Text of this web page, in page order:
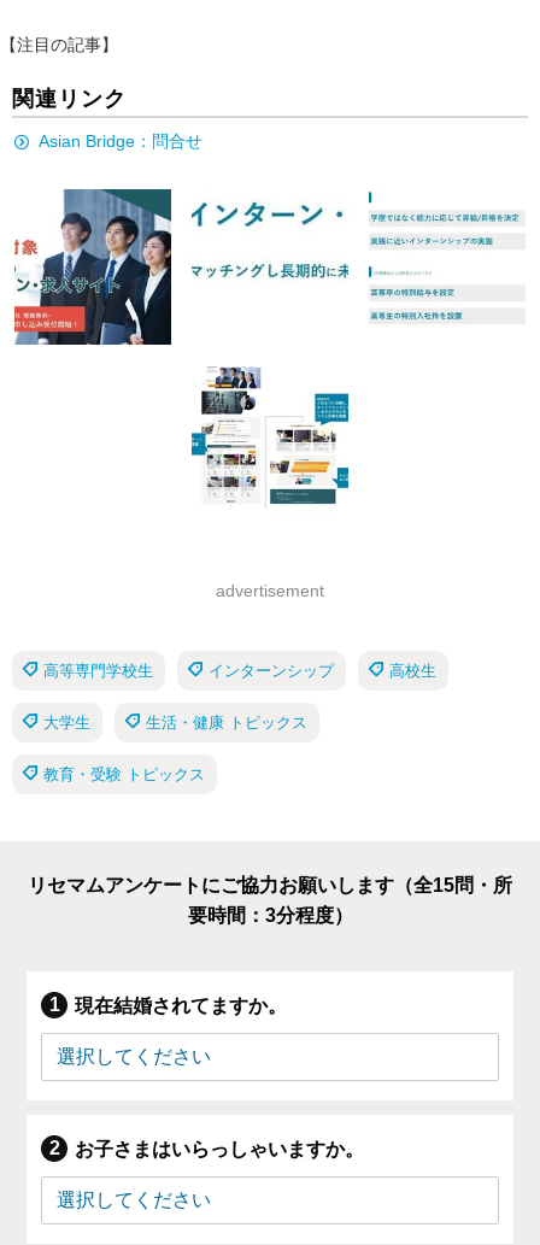
【注目の記事】
関連リンク
Asian Bridge：問合せ
advertisement
高等専門学校生 インターンシップ 高校生
大学生 生活・健康 トピックス
教育・受験 トピックス
リセマムアンケートにご協力お願いします（全15問・所
要時間：3分程度）
現在結婚されてますか。
お子さまはいらっしゃいますか。